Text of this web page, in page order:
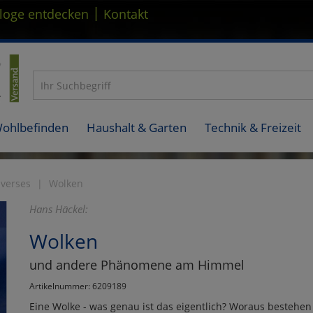
entdecken | Kontakt
Haushalt & Garten Technik & Freizeit
Wolken
Hans Häckel:
Wolken
und andere Phänomene am Himmel
Artikelnummer: 6209189
Eine Wolke - was genau ist das eigentlich? Woraus